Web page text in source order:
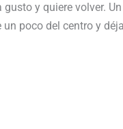
y quiere volver.
poco del centro y